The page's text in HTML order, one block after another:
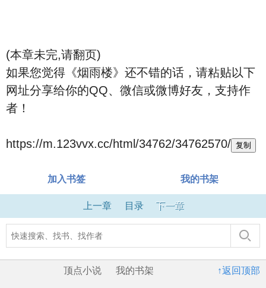
(本章未完,请翻页)
如果您觉得《烟雨楼》还不错的话，请粘贴以下
网址分享给你的QQ、微信或微博好友，支持作
者！
https://m.123vvx.cc/html/34762/34762570/ 复制
加入书签 我的书架
上一章 目录 下一章
↑返回顶部
顶点小说 我的书架